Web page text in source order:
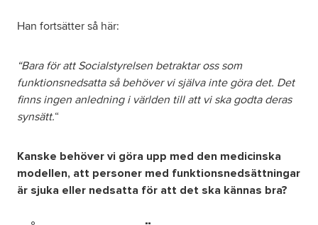
Han fortsätter så här:
“Bara för att Socialstyrelsen betraktar oss som
funktionsnedsatta så behöver vi själva inte göra det. Det
finns ingen anledning i världen till att vi ska godta deras
synsätt.“
Kanske behöver vi göra upp med den medicinska
modellen, att personer med funktionsnedsättningar
är sjuka eller nedsatta för att det ska kännas bra?